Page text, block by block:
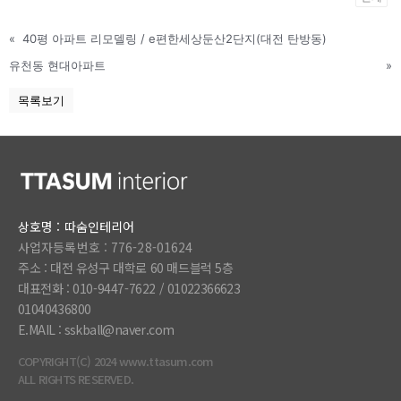
« 40평 아파트 리모델링 / e편한세상둔산2단지(대전 탄방동)
유천동 현대아파트
»
목록보기
상호명 : 따숨인테리어
사업자등록번호 : 776-28-01624
주소 : 대전 유성구 대학로 60 매드블럭 5층
대표전화 : 010-9447-7622 / 01022366623
01040436800
E.MAIL : sskball@naver.com
COPYRIGHT(C) 2024 www.ttasum.com
ALL RIGHTS RESERVED.